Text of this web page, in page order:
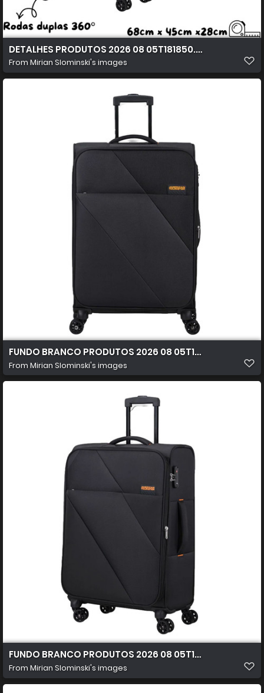
DETALHES PRODUTOS 2026 08 05T181850.433
From Mirian Slominski's images
FUNDO BRANCO PRODUTOS 2026 08 05T103402.015
From Mirian Slominski's images
FUNDO BRANCO PRODUTOS 2026 08 05T103431.077
From Mirian Slominski's images